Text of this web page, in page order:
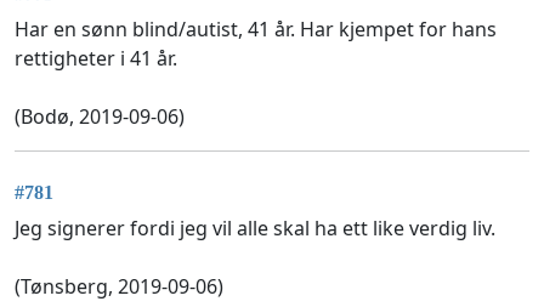
Har en sønn blind/autist, 41 år. Har kjempet for hans
rettigheter i 41 år.
(Bodø, 2019-09-06)
#781
Jeg signerer fordi jeg vil alle skal ha ett like verdig liv.
(Tønsberg, 2019-09-06)